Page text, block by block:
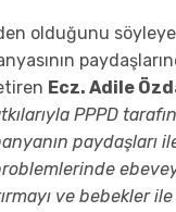
olduğunu
Ecz. Adile
PPPD
paydaşları
ve bebekler